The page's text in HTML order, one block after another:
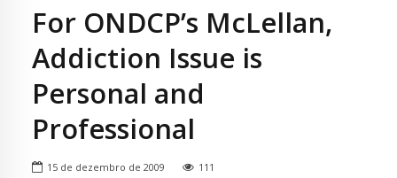
For ONDCP’s McLellan,
Addiction Issue is
Personal and
Professional
15 de dezembro de 2009 111